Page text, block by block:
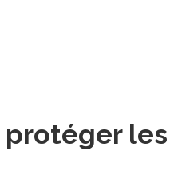
protéger les